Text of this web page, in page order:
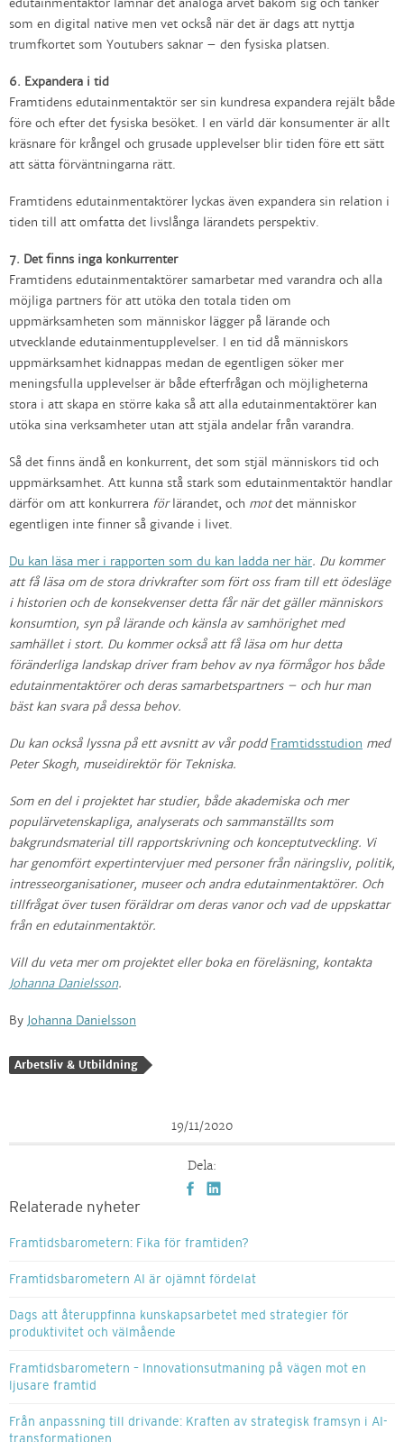
edutainmentaktör lämnar det analoga arvet bakom sig och tänker
som en digital native men vet också när det är dags att nyttja
trumfkortet som Youtubers saknar – den fysiska platsen.
6. Expandera i tid
Framtidens edutainmentaktör ser sin kundresa expandera rejält både
före och efter det fysiska besöket. I en värld där konsumenter är allt
kräsnare för krångel och grusade upplevelser blir tiden före ett sätt
att sätta förväntningarna rätt.
Framtidens edutainmentaktörer lyckas även expandera sin relation i
tiden till att omfatta det livslånga lärandets perspektiv.
7. Det finns inga konkurrenter
Framtidens edutainmentaktörer samarbetar med varandra och alla
möjliga partners för att utöka den totala tiden om
uppmärksamheten som människor lägger på lärande och
utvecklande edutainmentupplevelser. I en tid då människors
uppmärksamhet kidnappas medan de egentligen söker mer
meningsfulla upplevelser är både efterfrågan och möjligheterna
stora i att skapa en större kaka så att alla edutainmentaktörer kan
utöka sina verksamheter utan att stjäla andelar från varandra.
Så det finns ändå en konkurrent, det som stjäl människors tid och
uppmärksamhet. Att kunna stå stark som edutainmentaktör handlar
därför om att konkurrera för lärandet, och motdet människor
egentligen inte finner så givande i livet.
Du kan läsa mer i rapporten som du kan ladda ner här. Du kommer
att få läsa om de stora drivkrafter som fört oss fram till ett ödesläge
i historien och de konsekvenser detta får när det gäller människors
konsumtion, syn på lärande och känsla av samhörighet med
samhället i stort. Du kommer också att få läsa om hur detta
föränderliga landskap driver fram behov av nya förmågor hos både
edutainmentaktörer och deras samarbetspartners – och hur man
bäst kan svara på dessa behov.
Du kan också lyssna på ett avsnitt av vår podd Framtidsstudion med
Peter Skogh, museidirektör för Tekniska.
Som en del i projektet har studier, både akademiska och mer
populärvetenskapliga, analyserats och sammanställts som
bakgrundsmaterial till rapportskrivning och konceptutveckling. Vi
har genomfört expertintervjuer med personer från näringsliv, politik,
intresseorganisationer, museer och andra edutainmentaktörer. Och
tillfrågat över tusen föräldrar om deras vanor och vad de uppskattar
från en edutainmentaktör.
Vill du veta mer om projektet eller boka en föreläsning, kontakta
Johanna Danielsson.
By Johanna Danielsson
Arbetsliv & Utbildning
19/11/2020
Dela:
Relaterade nyheter
Framtidsbarometern: Fika för framtiden?
Framtidsbarometern AI är ojämnt fördelat
Dags att återuppfinna kunskapsarbetet med strategier för
produktivitet och välmående
Framtidsbarometern – Innovationsutmaning på vägen mot en
ljusare framtid
Från anpassning till drivande: Kraften av strategisk framsyn i AI-
transformationen